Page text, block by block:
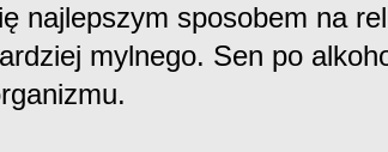
najlepszym sposobem na
mylnego. Sen po